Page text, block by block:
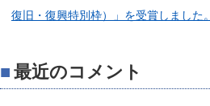
復旧・復興特別枠）」を受賞しました。
最近のコメント